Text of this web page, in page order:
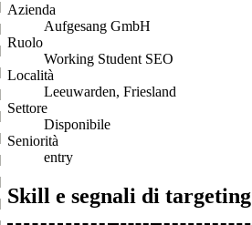
Azienda
Aufgesang GmbH
Ruolo
Working Student SEO
Località
Leeuwarden, Friesland
Settore
Disponibile
Seniorità
entry
Skill e segnali di targeting